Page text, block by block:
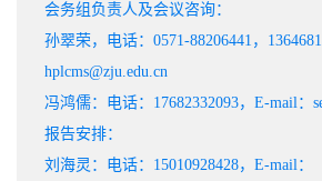
会务组负责人及会议咨询：
孙翠荣，电话：0571-88206441，
hplcms@zju.edu.cn
冯鸿儒：电话：17682332093，E-mail：
报告安排：
刘海灵：电话：15010928428，E-mail：